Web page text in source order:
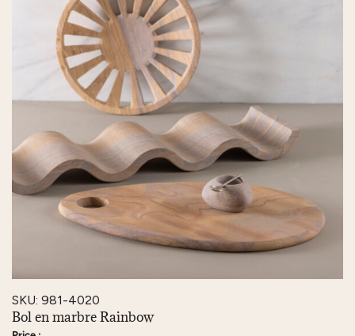
SKU: 981-4020
Bol en marbre Rainbow